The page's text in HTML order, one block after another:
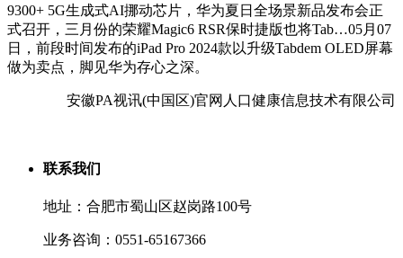
9300+ 5G生成式AI挪动芯片，华为夏日全场景新品发布会正
式召开，三月份的荣耀Magic6 RSR保时捷版也将Tab…05月07
日，前段时间发布的iPad Pro 2024款以升级Tabdem OLED屏幕
做为卖点，脚见华为存心之深。
安徽PA视讯(中国区)官网人口健康信息技术有限公司
联系我们
地址：合肥市蜀山区赵岗路100号
业务咨询：0551-65167366